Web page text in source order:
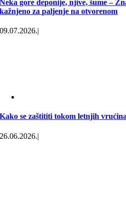
Neka gore deponije, njive, šume –
kažnjeno za paljenje na otvorenom
09.07.2026.|
Kako se zaštititi tokom letnjih
26.06.2026.|